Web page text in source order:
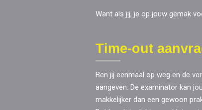
Want als jij, je op jouw gemak
Time-out
Ben jij eenmaal op weg en de
aangeven. De examinator kan
makkelijker dan een gewoon